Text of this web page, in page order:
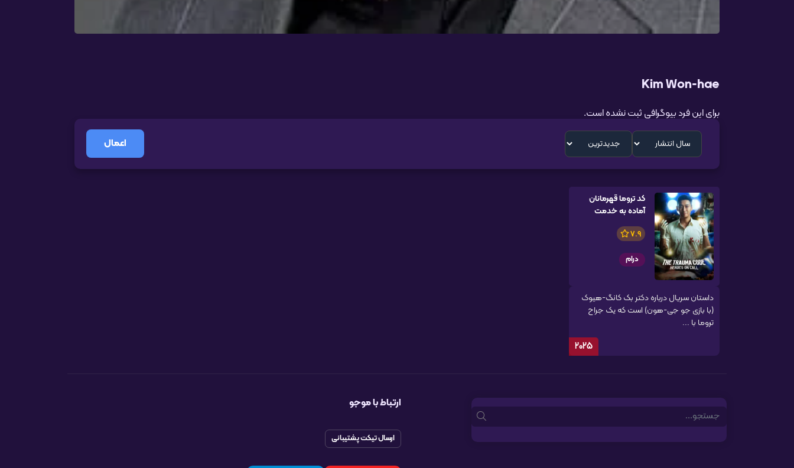
Kim Won-hae
برای این فرد بیوگرافی ثبت نشده است.
اعمال
کد تروما قهرمانان
آماده به خدمت
7.9
درام
داستان سریال درباره دکتر بک کانگ-هیوک
(با بازی جو جی-هون) است که یک جراح
تروما با ...
2025
Search
ارتباط با موجو
ارسال تیکت پشتیبانی